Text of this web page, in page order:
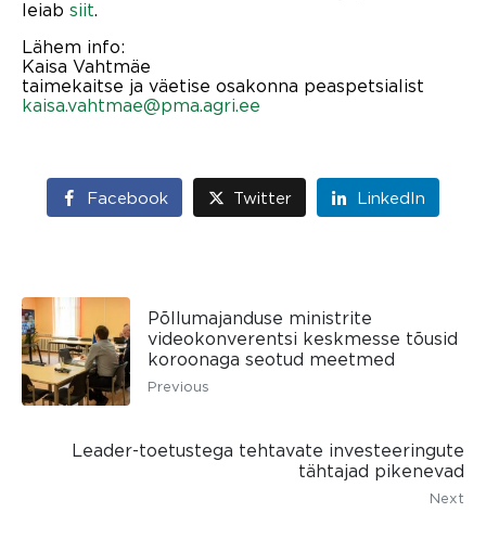
leiab siit.
Lähem info:
Kaisa Vahtmäe
taimekaitse ja väetise osakonna peaspetsialist
kaisa.vahtmae@pma.agri.ee
Facebook Twitter LinkedIn
Põllumajanduse ministrite
videokonverentsi keskmesse tõusid
koroonaga seotud meetmed
Previous
Leader-toetustega tehtavate investeeringute
tähtajad pikenevad
Next